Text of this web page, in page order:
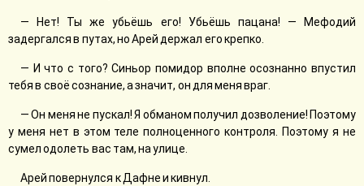
— Нет! Ты же убьёшь его! Убьёшь пацана! — Мефодий
задергался в путах, но Арей держал его крепко.
— И что с того? Синьор помидор вполне осознанно впустил
тебя в своё сознание, а значит, он для меня враг.
— Он меня не пускал! Я обманом получил дозволение! Поэтому
у меня нет в этом теле полноценного контроля. Поэтому я не
сумел одолеть вас там, на улице.
Арей повернулся к Дафне и кивнул.